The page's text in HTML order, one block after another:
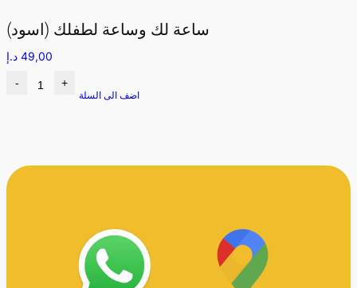
ساعة لك وساعة لطفلك (اسود)
49,00 د.إ
- +
اضف الى السلة